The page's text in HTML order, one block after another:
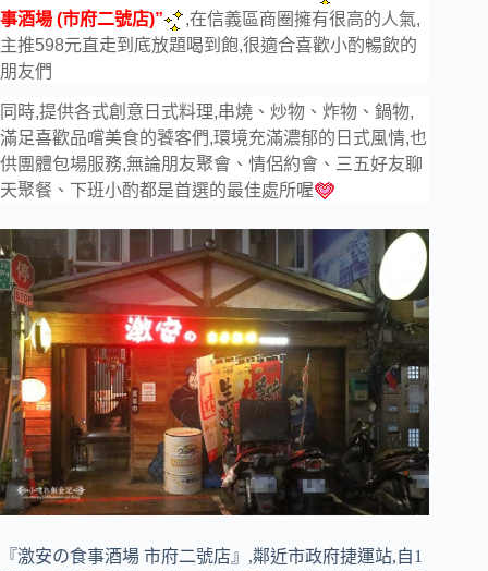
事酒場 (市府二號店)”
,在信義區商圈擁有很高的人氣,
主推598元直走到底放題喝到飽,很適合喜歡小酌暢飲的
朋友們
同時,提供各式創意日式料理,串燒、炒物、炸物、鍋物,
滿足喜歡品嚐美食的饕客們,環境充滿濃郁的日式風情,也
供團體包場服務,無論朋友聚會、情侶約會、三五好友聊
天聚餐、下班小酌都是首選的最佳處所喔
『激安の食事酒場 市府二號店』,鄰近市政府捷運站,自1